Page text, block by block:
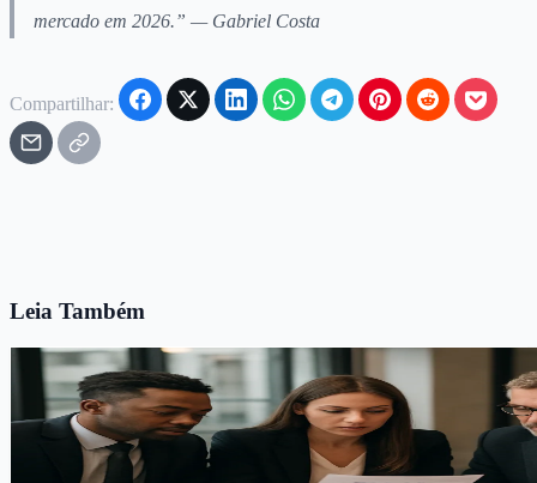
mercado em 2026.” — Gabriel Costa
Compartilhar:
Leia Também